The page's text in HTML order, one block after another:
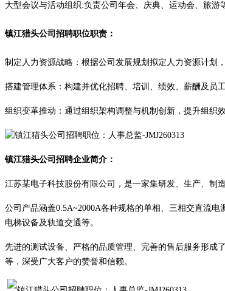
大型会议与活动组织:负责公司年会、庆典、运动会、旅游
镇江猎头公司招聘职位职责：
制定人力资源战略‌：根据公司发展规划拟定人力资源计划
搭建管理体系‌：构建并优化招聘、培训、绩效、薪酬及员
组织变革推动‌：通过组织架构调整与机制创新，提升组织
镇江猎头公司招聘企业简介：
江苏某电子科技股份有限公司，是一家集研发、生产、制
公司产品涵盖0.5A~2000A各种规格的单相、三相交直流
电梯设备及轨道交通等。
先进的测试设备、严格的品质管理、完善的售后服务形成
等，深受广大客户的赞誉和信赖。